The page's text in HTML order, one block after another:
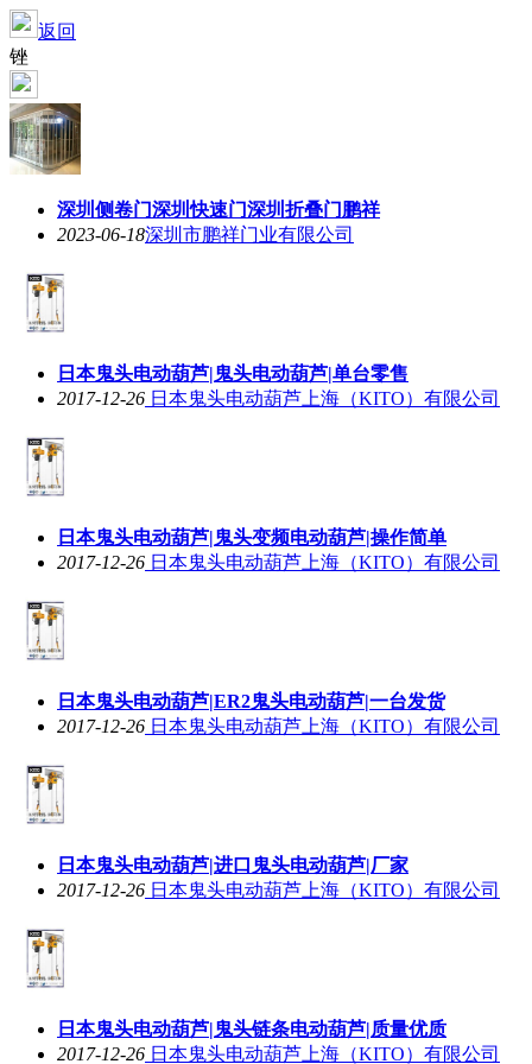
返回
锉
深圳侧卷门深圳快速门深圳折叠门鹏祥
2023-06-18深圳市鹏祥门业有限公司
日本鬼头电动葫芦|鬼头电动葫芦|单台零售
2017-12-26 日本鬼头电动葫芦上海（KITO）有限公司
日本鬼头电动葫芦|鬼头变频电动葫芦|操作简单
2017-12-26 日本鬼头电动葫芦上海（KITO）有限公司
日本鬼头电动葫芦|ER2鬼头电动葫芦|一台发货
2017-12-26 日本鬼头电动葫芦上海（KITO）有限公司
日本鬼头电动葫芦|进口鬼头电动葫芦|厂家
2017-12-26 日本鬼头电动葫芦上海（KITO）有限公司
日本鬼头电动葫芦|鬼头链条电动葫芦|质量优质
2017-12-26 日本鬼头电动葫芦上海（KITO）有限公司